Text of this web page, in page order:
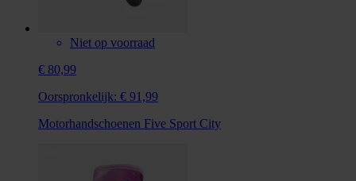
Niet op voorraad
€ 80,99
Oorspronkelijk: € 91,99
Motorhandschoenen Five Sport City